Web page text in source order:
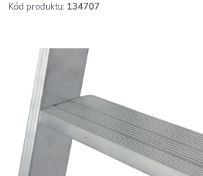
Kód produktu: 134707